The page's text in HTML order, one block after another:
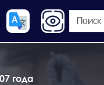
года